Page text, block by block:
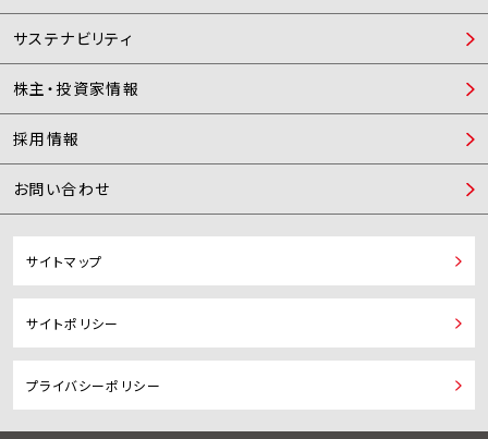
サステナビリティ
株主・投資家情報
採用情報
お問い合わせ
サイトマップ
サイトポリシー
プライバシーポリシー